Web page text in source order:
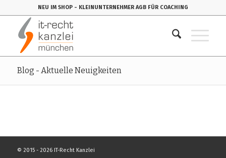
NEU IM SHOP - KLEINUNTERNEHMER AGB FÜR COACHING
Blog - Aktuelle Neuigkeiten
© 2015 - 2026 IT-Recht Kanzlei